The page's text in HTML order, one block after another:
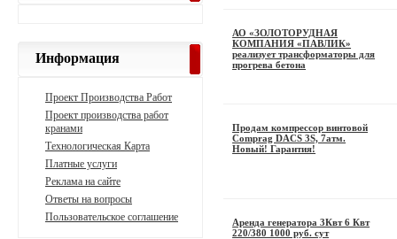
АО «ЗОЛОТОРУДНАЯ
КОМПАНИЯ «ПАВЛИК»
реализует трансформаторы для
прогрева бетона
Продам компрессор винтовой
Comprag DACS 3S, 7атм.
Новый! Гарантия!
Аренда генератора 3Квт 6 Квт
220/380 1000 руб. сут
Информация
Проект Производства Работ
Проект производства работ
кранами
Технологическая Карта
Платные услуги
Реклама на сайте
Ответы на вопросы
Пользовательское соглашение